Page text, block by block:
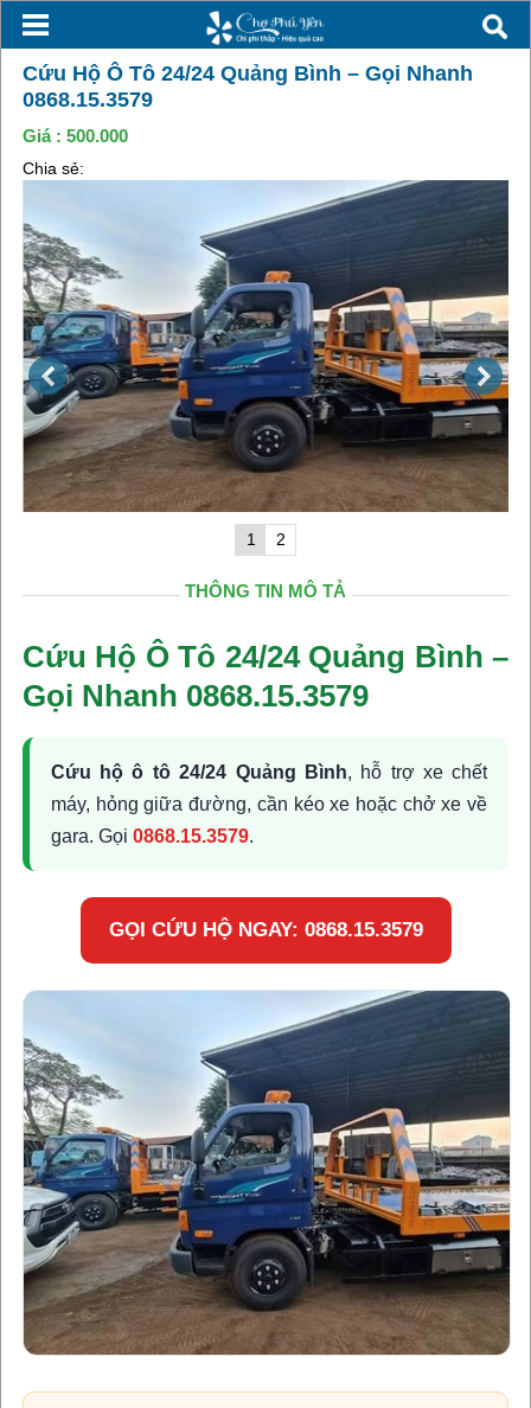
Cứu Hộ Ô Tô 24/24 Quảng Bình – Gọi Nhanh
0868.15.3579
Giá : 500.000
Chia sẻ:
1 2
THÔNG TIN MÔ TẢ
Cứu Hộ Ô Tô 24/24 Quảng Bình –
Gọi Nhanh 0868.15.3579
Cứu hộ ô tô 24/24 Quảng Bình, hỗ trợ xe chết
máy, hỏng giữa đường, cần kéo xe hoặc chở xe về
gara. Gọi 0868.15.3579.
GỌI CỨU HỘ NGAY: 0868.15.3579